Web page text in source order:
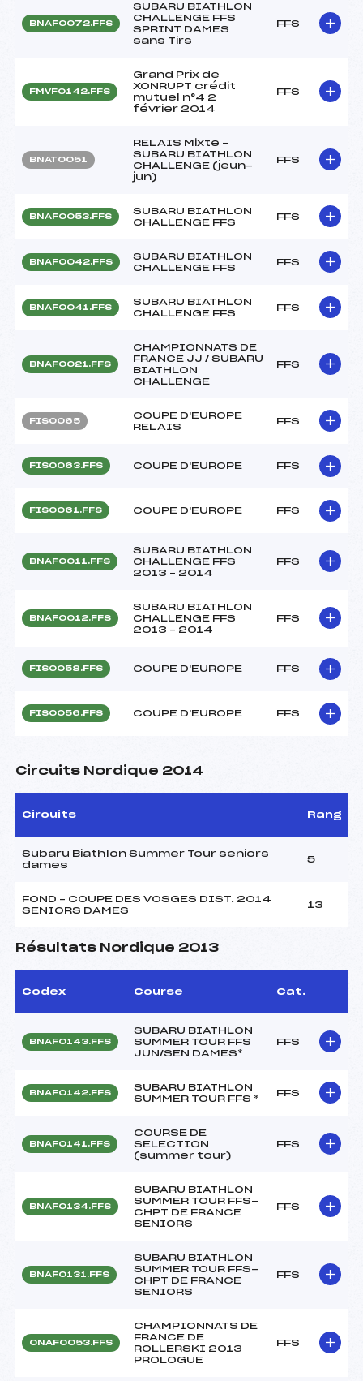
BNAF0072.FFS
SUBARU BIATHLON
CHALLENGE FFS
SPRINT DAMES
sans Tirs
FFS
FMVF0142.FFS
Grand Prix de
XONRUPT crédit
mutuel n°4 2
février 2014
FFS
BNAT0051
RELAIS Mixte –
SUBARU BIATHLON
CHALLENGE (jeun-
jun)
FFS
BNAF0053.FFS
SUBARU BIATHLON
CHALLENGE FFS
FFS
BNAF0042.FFS
SUBARU BIATHLON
CHALLENGE FFS
FFS
BNAF0041.FFS
SUBARU BIATHLON
CHALLENGE FFS
FFS
BNAF0021.FFS
CHAMPIONNATS DE
FRANCE JJ / SUBARU
BIATHLON
CHALLENGE
FFS
FIS0065
COUPE D'EUROPE
RELAIS
FFS
FIS0063.FFS COUPE D'EUROPE FFS
FIS0061.FFS COUPE D'EUROPE FFS
BNAF0011.FFS
SUBARU BIATHLON
CHALLENGE FFS
2013 – 2014
FFS
BNAF0012.FFS
SUBARU BIATHLON
CHALLENGE FFS
2013 – 2014
FFS
FIS0058.FFS COUPE D'EUROPE FFS
FIS0056.FFS COUPE D'EUROPE FFS
Circuits Nordique 2014
Circuits Rang
Subaru Biathlon Summer Tour seniors
dames
5
FOND – COUPE DES VOSGES DIST. 2014
SENIORS DAMES
13
Résultats Nordique 2013
Codex Course Cat.
BNAF0143.FFS
SUBARU BIATHLON
SUMMER TOUR FFS
JUN/SEN DAMES*
FFS
BNAF0142.FFS
SUBARU BIATHLON
SUMMER TOUR FFS *
FFS
BNAF0141.FFS
COURSE DE
SELECTION
(summer tour)
FFS
BNAF0134.FFS
SUBARU BIATHLON
SUMMER TOUR FFS-
CHPT DE FRANCE
SENIORS
FFS
BNAF0131.FFS
SUBARU BIATHLON
SUMMER TOUR FFS-
CHPT DE FRANCE
SENIORS
FFS
ONAF0053.FFS
CHAMPIONNATS DE
FRANCE DE
ROLLERSKI 2013
PROLOGUE
FFS